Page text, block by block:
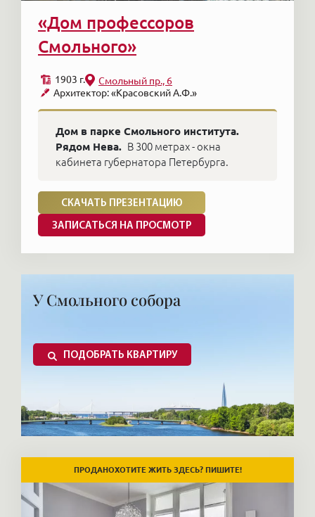
«Дом профессоров
Смольного»
1903 г.
Архитектор: «Красовский А.Ф.»
Смольный пр., 6
Дом в парке Смольного института.
Рядом Нева. В 300 метрах - окна
кабинета губернатора Петербурга.
СКАЧАТЬ ПРЕЗЕНТАЦИЮ
ЗАПИСАТЬСЯ НА ПРОСМОТР
У Смольного собора
ПОДОБРАТЬ КВАРТИРУ
ПРОДАНОХОТИТЕ ЖИТЬ ЗДЕСЬ? ПИШИТЕ!